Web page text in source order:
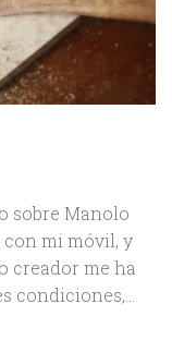
sobre Manolo
con mi móvil, y
creador me ha
condiciones,...